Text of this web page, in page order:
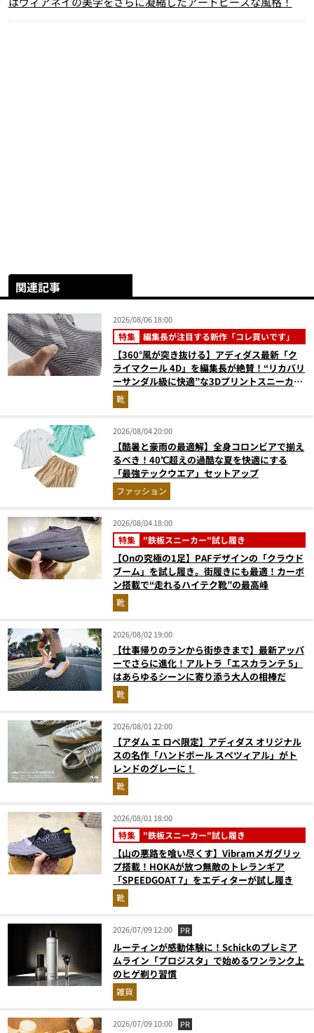
関連記事
2026/08/06 18:00
特集 編集長が注目する新作「コレ買いです」
【360°風が突き抜ける】アディダス最新「ク
ライマクール 4D」を編集長が絶賛！“リカバリ
ーサンダル級に快適”な3Dプリントスニーカー
『コレ買いです』Vol.173
靴
2026/08/04 20:00
【酷暑と豪雨の最適解】全身コロンビアで揃え
るべき！40℃超えの過酷な夏を快適にする
「最強テックウエア」セットアップ
ファッション
2026/08/04 18:00
特集 "鉄板スニーカー"試し履き
【Onの究極の1足】PAFデザインの「クラウド
ブーム」を試し履き。街履きにも最適！カーボ
ン搭載で“走れるハイテク靴”の最高峰
靴
2026/08/02 19:00
【仕事帰りのランから街歩きまで】最新アッパ
ーでさらに進化！アルトラ「エスカランテ 5」
はあらゆるシーンに寄り添う大人の相棒だ
靴
2026/08/01 22:00
【アダム エ ロペ限定】アディダス オリジナル
スの名作「ハンドボール スペツィアル」がト
レンドのグレーに！
靴
2026/08/01 18:00
特集 "鉄板スニーカー"試し履き
【山の悪路を喰い尽くす】Vibramメガグリッ
プ搭載！HOKAが放つ無敵のトレランギア
「SPEEDGOAT 7」をエディターが試し履き
靴
2026/07/09 12:00 PR
ルーティンが感動体験に！Schickのプレミア
ムライン「プロジスタ」で始めるワンランク上
のヒゲ剃り習慣
雑貨
2026/07/09 10:00 PR